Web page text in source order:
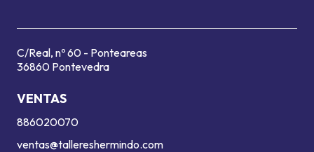
C/Real, nº 60 - Ponteareas
36860 Pontevedra
VENTAS
886020070
ventas@tallereshermindo.com